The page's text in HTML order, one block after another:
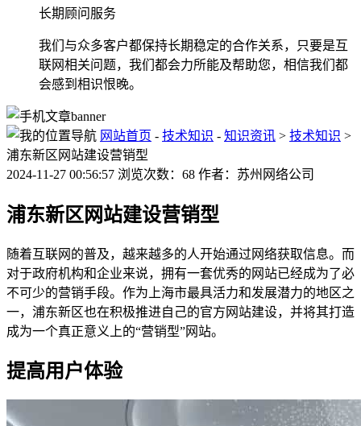
长期顾问服务
我们与众多客户都保持长期稳定的合作关系，只要是互
联网相关问题，我们都会力所能及帮助您，相信我们都
会感到相识恨晚。
网站首页 - 技术知识 - 知识资讯 > 技术知识 >
浦东新区网站建设营销型
2024-11-27 00:56:57 浏览次数：68 作者：苏州网络公司
浦东新区网站建设营销型
随着互联网的普及，越来越多的人开始通过网络获取信息。而
对于政府机构和企业来说，拥有一套优秀的网站已经成为了必
不可少的营销手段。作为上海市最具活力和发展潜力的地区之
一，浦东新区也在积极推进自己的官方网站建设，并将其打造
成为一个真正意义上的“营销型”网站。
提高用户体验